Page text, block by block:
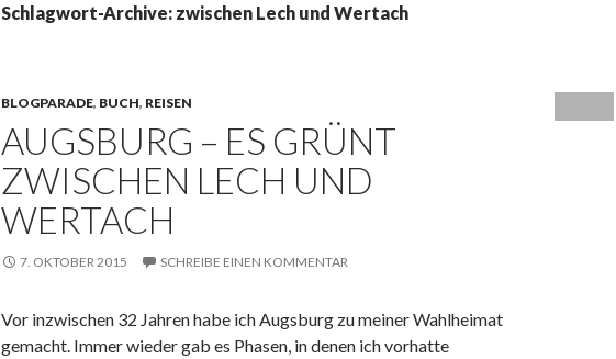
Schlagwort-Archive: zwischen Lech und Wertach
BLOGPARADE, BUCH, REISEN
AUGSBURG – ES GRÜNT
ZWISCHEN LECH UND
WERTACH
7. OKTOBER 2015 SCHREIBE EINEN KOMMENTAR
Vor inzwischen 32 Jahren habe ich Augsburg zu meiner Wahlheimat
gemacht. Immer wieder gab es Phasen, in denen ich vorhatte